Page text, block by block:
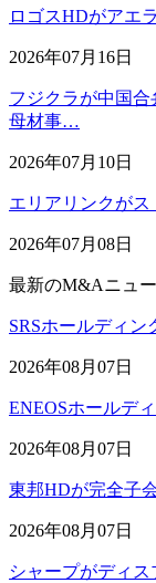
ロゴスHDがアエ
2026年07月16日
フジクラが中国
母材事…
2026年07月10日
エリアリンクが
2026年07月08日
最新のM&Aニュ
SRSホールディ
2026年08月07日
ENEOSホールデ
2026年08月07日
東邦HDが完全子
2026年08月07日
シャープがディ